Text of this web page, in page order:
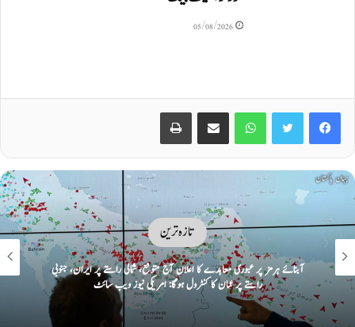
05/08/2026
Facebook
Twitter
WhatsApp
Share via Email
Print
تازہ ترین
آبنائے ہرمز پر عبوری معاہدے کا اعلان آج متوقع، شمالی راستے پر ایران، جنوبی
راستے پر عمان کا کنٹرول ہوگا: امریکی نیوز ویب سائٹ